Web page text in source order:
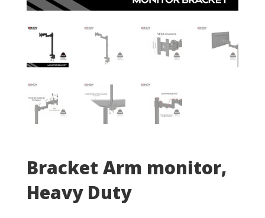
Bracket Arm monitor,
Heavy Duty